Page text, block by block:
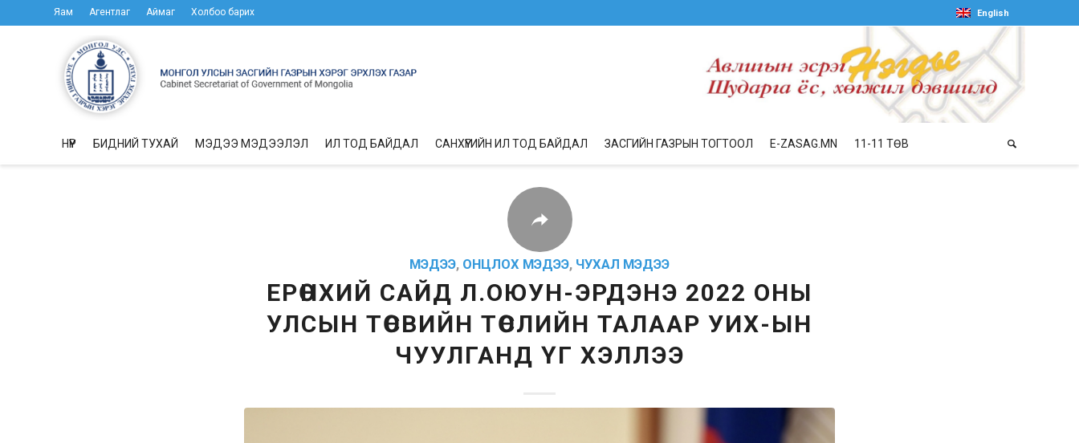
Яам Агентлаг Аймаг Холбоо барих English
НҮҮР БИДНИЙ ТУХАЙ МЭДЭЭ МЭДЭЭЛЭЛ ИЛ ТОД БАЙДАЛ САНХҮҮГИЙН ИЛ ТОД БАЙДАЛ ЗАСГИЙН ГАЗРЫН ТОГТООЛ E-ZASAG.MN 11-11 ТӨВ
МЭДЭЭ, ОНЦЛОХ МЭДЭЭ, ЧУХАЛ МЭДЭЭ
ЕРӨНХИЙ САЙД Л.ОЮУН-ЭРДЭНЭ 2022 ОНЫ
УЛСЫН ТӨСВИЙН ТӨСЛИЙН ТАЛААР УИХ-ЫН
ЧУУЛГАНД ҮГ ХЭЛЛЭЭ